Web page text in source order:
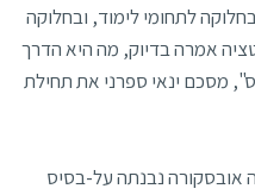
לתחומי לימוד, ובחלוקה
אמרה בדיוק, מה היא הדרך
מסכם ינאי ספרני את תחילת
אובסקורה נבנתה על-בסיס